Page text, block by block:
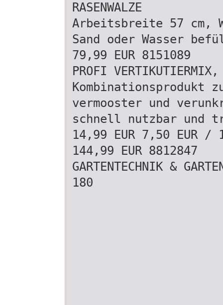
RASENWALZE
Arbeitsbreite 57 cm,
Sand oder Wasser
79,99 EUR 8151089
PROFI
Kombinationsprodukt
vermooster und
schnell nutzbar und
14,99 EUR 7,50 EUR /
144,99 EUR 8812847
GARTENTECHNIK &
180